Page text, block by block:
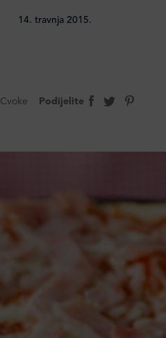
14. travnja 2015.
Cvoke Podijelite